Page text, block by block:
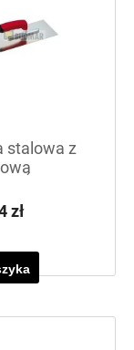
stalowa z
zł